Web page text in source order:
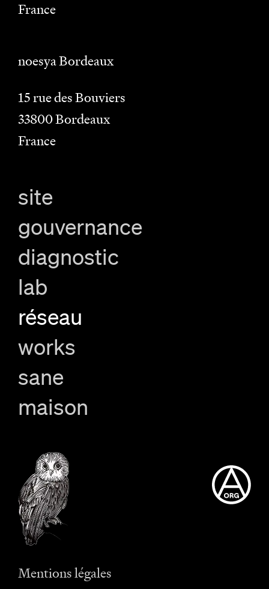
France
noesya Bordeaux
15 rue des Bouviers
33800Bordeaux
France
site
gouvernance
diagnostic
lab
réseau
works
sane
maison
Mentions légales